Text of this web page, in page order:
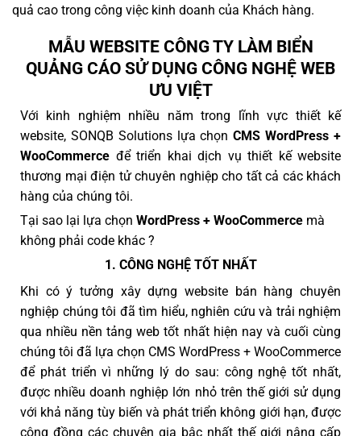
quả cao trong công việc kinh doanh của Khách hàng.
MẪU WEBSITE CÔNG TY LÀM BIỂN
QUẢNG CÁO SỬ DỤNG CÔNG NGHỆ WEB
ƯU VIỆT
Với kinh nghiệm nhiều năm trong lĩnh vực thiết kế
website, SONQB Solutions lựa chọnCMS WordPress +
WooCommerce để triển khai dịch vụ thiết kế website
thương mại điện tử chuyên nghiệp cho tất cả các khách
hàng của chúng tôi.
Tại sao lại lựa chọn WordPress + WooCommerce mà
không phải code khác ?
1. CÔNG NGHỆ TỐT NHẤT
Khi có ý tưởng xây dựng website bán hàng chuyên
nghiệp chúng tôi đã tìm hiểu, nghiên cứu và trải nghiệm
qua nhiều nền tảng web tốt nhất hiện nay và cuối cùng
chúng tôi đã lựa chọn CMS WordPress + WooCommerce
để phát triển vì những lý do sau: công nghệ tốt nhất,
được nhiều doanh nghiệp lớn nhỏ trên thế giới sử dụng
với khả năng tùy biến và phát triển không giới hạn, được
cộng đồng các chuyên gia bậc nhất thế giới nâng cấp